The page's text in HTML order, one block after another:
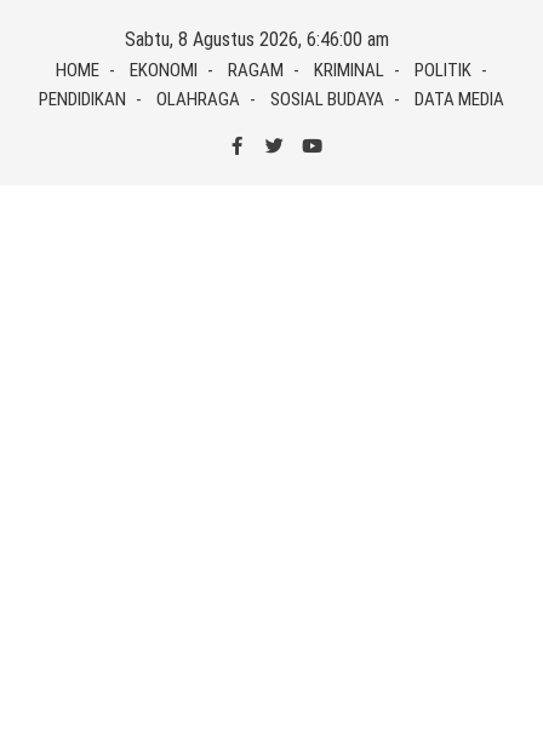
content
Sabtu, 8 Agustus 2026, 6:46:01 am
HOME EKONOMI RAGAM KRIMINAL
POLITIK
PENDIDIKAN
OLAHRAGA SOSIAL BUDAYA DATA MEDIA